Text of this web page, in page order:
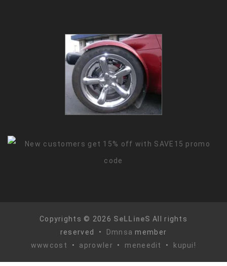
Copyrights © 2026 SeLLineS All rights
reserved •
Dmnsa member
wwwcost
• aprowler • meneedit • kupui!